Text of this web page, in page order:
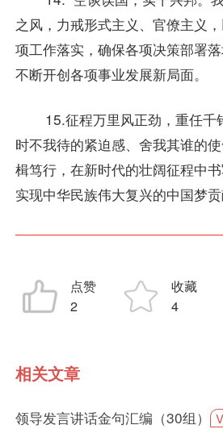
之风，力戒形式主义、官僚主义
项工作落实，确保各项决策部署
不断开创各项事业发展新局面。
15.征程万里风正劲，重任千
时不我待的紧迫感、舍我其谁的
楫笃行，在新时代的壮阔征程中
实现中华民族伟大复兴的中国梦贡
点赞
2
收藏
4
相关文章
领导发言讲话金句汇编（30组）